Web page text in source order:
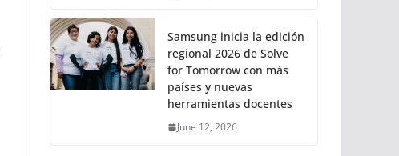
Samsung inicia la edición
regional 2026 de Solve
for Tomorrow con más
países y nuevas
herramientas docentes
June 12, 2026